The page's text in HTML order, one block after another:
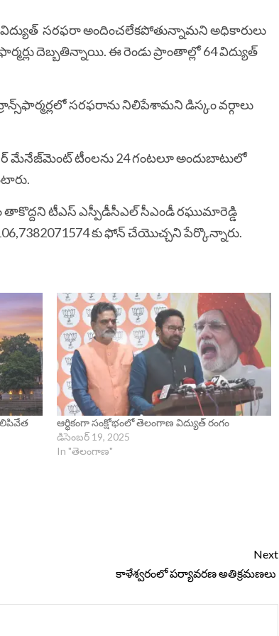
విద్యుత్ సరఫరా అందించలేకపోతున్నామని అధికారులు
దెబ్బతిన్నాయి. ఈ రెండు ప్రాంతాల్లో 64 విద్యుత్‌‌
సరఫరాను నిలిపేశామని డిస్కం వర్గాలు
మేనేజ్‌‌మెంట్ టీంలను 24 గంటలూ అందుబాటులో
తాకొద్దని టీఎస్​ ఎస్పీడీసీఎల్​ సీఎండీ రఘుమారెడ్డి
కు ఫోన్​ చేయొచ్చని పేర్కొన్నారు.
ఆర్థికంగా సంక్షోభంలో తెలంగాణ విద్యుత్ రంగం
డిసెంబర్ 19, 2025
In "తెలంగాణ"
Next
కాళేశ్వరంలో పర్యావరణ అతిక్రమణలు